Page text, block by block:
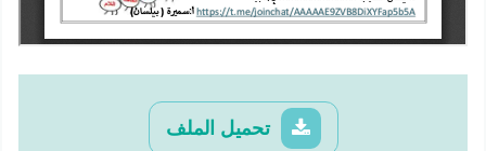
تحميل الملف